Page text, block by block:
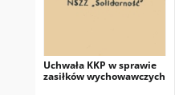
Uchwała KKP w sprawie
zasiłków wychowawczych